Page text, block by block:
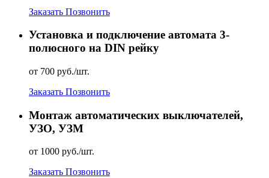
Заказать Позвонить
Установка и подключение автомата 3-
полюсного на DIN рейку
от 700 руб./шт.
Заказать Позвонить
Монтаж автоматических выключателей,
УЗО, УЗМ
от 1000 руб./шт.
Заказать Позвонить